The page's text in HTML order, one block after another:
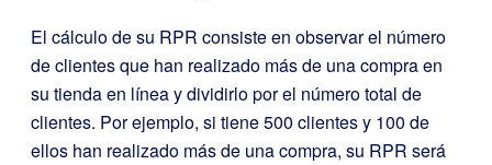
El cálculo de su RPR consiste en observar el número
de clientes que han realizado más de una compra en
su tienda en línea y dividirlo por el número total de
clientes. Por ejemplo, si tiene 500 clientes y 100 de
ellos han realizado más de una compra, su RPR será